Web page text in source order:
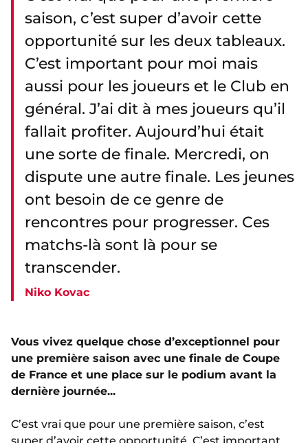
saison, c’est super d’avoir cette
opportunité sur les deux tableaux.
C’est important pour moi mais
aussi pour les joueurs et le Club en
général. J’ai dit à mes joueurs qu’il
fallait profiter. Aujourd’hui était
une sorte de finale. Mercredi, on
dispute une autre finale. Les jeunes
ont besoin de ce genre de
rencontres pour progresser. Ces
matchs-là sont là pour se
transcender.
Niko Kovac
Vous vivez quelque chose d’exceptionnel pour
une première saison avec une finale de Coupe
de France et une place sur le podium avant la
dernière journée...
C’est vrai que pour une première saison, c’est